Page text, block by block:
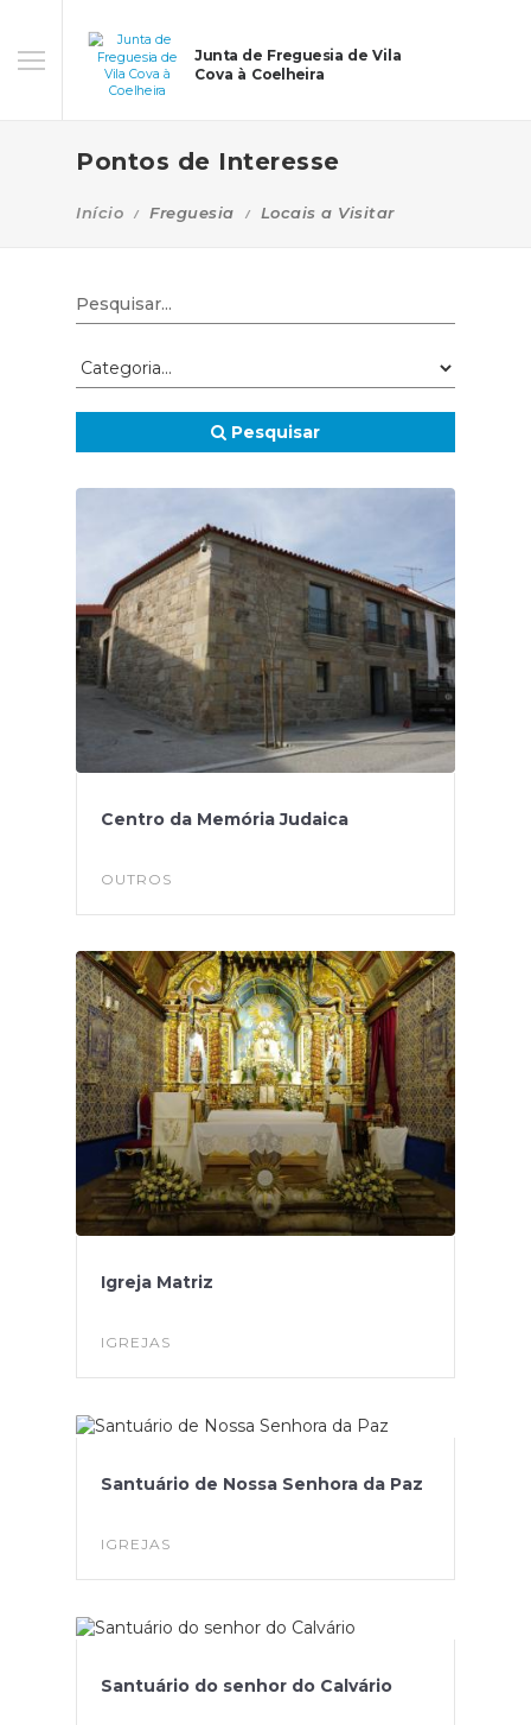
Junta de Freguesia de Vila
Cova à Coelheira
Pontos de Interesse
Início Freguesia Locais a Visitar
Pesquisar
Centro da Memória Judaica
OUTROS
Igreja Matriz
IGREJAS
Santuário de Nossa Senhora da Paz
IGREJAS
Santuário do senhor do Calvário